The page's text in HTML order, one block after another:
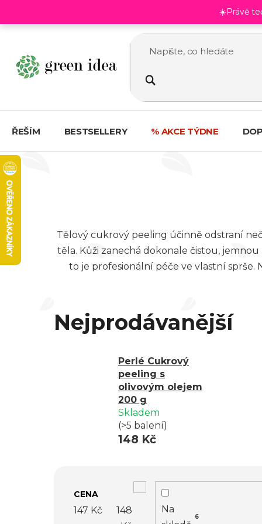
☀️Právě
ŘEŠÍM BESTSELLERY % AKCE TÝDNE
Tělový cukrový peeling účinně odstraní
těla. Kůži zanechá dokonale čistou,
to je profesionální péče ve vlastní sprše.
Nejprodávanější
Perlé Cukrový
peeling s
olivovým olejem
200 g
Skladem
(>5 balení)
148 Kč
CENA
147 Kč
148
Na
6